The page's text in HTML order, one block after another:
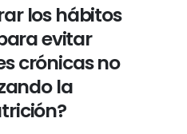
los hábitos
evitar
crónicas no
la